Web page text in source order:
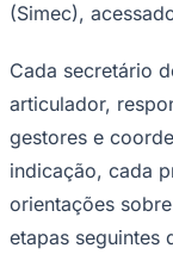
Palmeiras
(Simec),
Cada secretário
articulador,
gestores e
indicação, cada
orientações
etapas seguintes